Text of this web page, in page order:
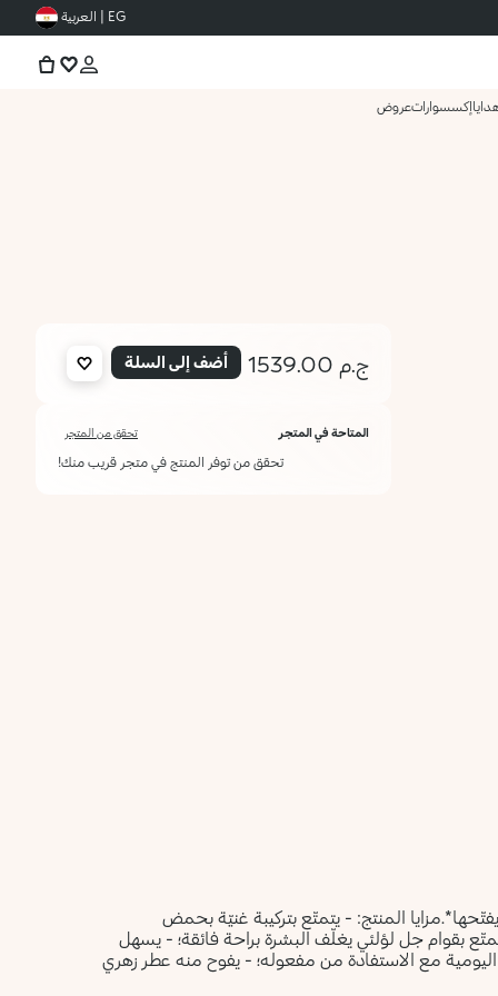
EG | العربية
إكسسواراتعروض
ج.م 1539.00 أضف إلى السلة
المتاحة في المتجر تحقق من المتجر
تحقق من توفر المنتج في متجر قريب منك!
مزايا المنتج: - يتمتّع بتركيبة غنيّة بحمض
بقوام جل لؤلئي يغلّف البشرة براحة فائقة؛ - يسهل
مع الاستفادة من مفعوله؛ - يفوح منه عطر زهري